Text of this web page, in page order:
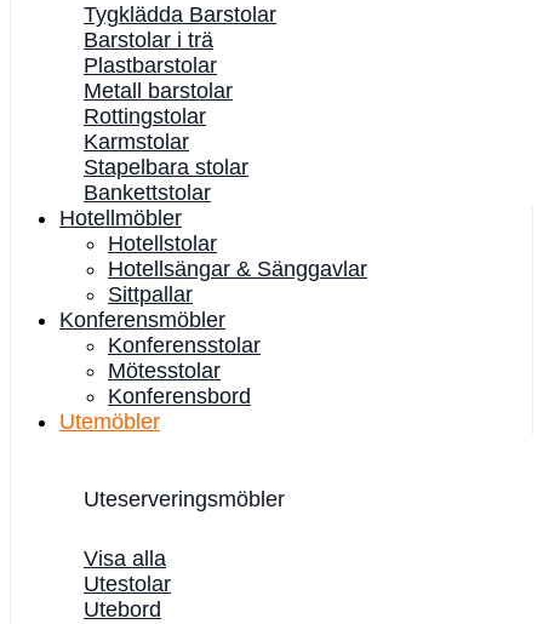
Tygklädda Barstolar
Barstolar i trä
Plastbarstolar
Metall barstolar
Rottingstolar
Karmstolar
Stapelbara stolar
Bankettstolar
Hotellmöbler
Hotellstolar
Hotellsängar & Sänggavlar
Sittpallar
Konferensmöbler
Konferensstolar
Mötesstolar
Konferensbord
Utemöbler
Uteserveringsmöbler
Visa alla
Utestolar
Utebord